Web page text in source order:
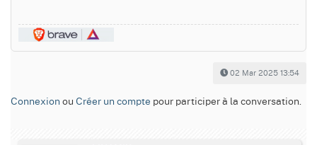
02 Mar 2025 13:54
Connexion ou Créer un compte pour participer à la conversation.